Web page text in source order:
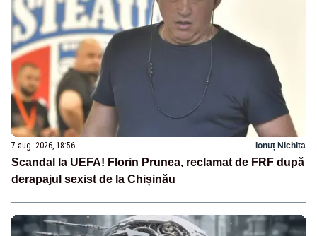
7 aug. 2026, 18:56 Ionuț Nichita
Scandal la UEFA! Florin Prunea, reclamat de FRF după
derapajul sexist de la Chișinău